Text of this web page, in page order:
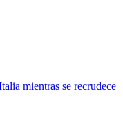
mientras se recrudece